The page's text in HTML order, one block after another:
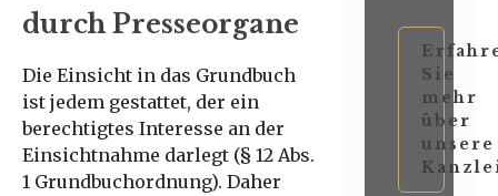
durch Presseorgane
Die Einsicht in das Grundbuch
ist jedem gestattet, der ein
berechtigtes Interesse an der
Einsichtnahme darlegt (§ 12 Abs.
1 Grundbuchordnung). Daher
Sie
mehr
über
unsere